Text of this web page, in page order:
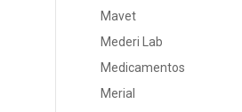
Mavet
Mederi Lab
Medicamentos
Merial